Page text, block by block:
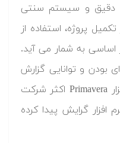
دقیق و سیستم سنتی
پروژه، استفاده از
اساسی به شمار می آید.
بودن و توانایی گزارش
گیری مناسب و سریع در نرم افزار Primavera اکثر شرکت
افزار گرایش پیدا کرده